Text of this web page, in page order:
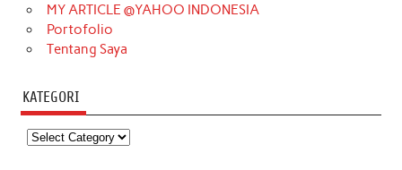
MY ARTICLE @YAHOO INDONESIA
Portofolio
Tentang Saya
KATEGORI
Kategori